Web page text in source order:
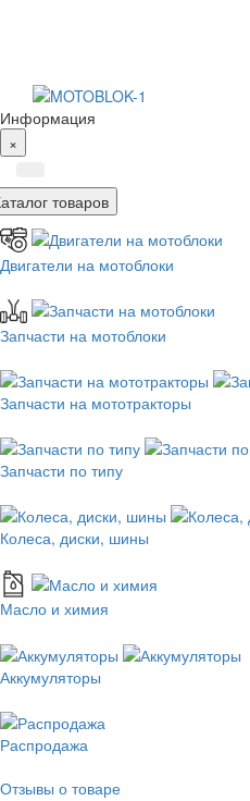
Информация
×
товаров
Двигатели на мотоблоки
Запчасти на мотоблоки
Запчасти на мототракторы
Запчасти по типу
Колеса, диски, шины
Масло и химия
Аккумуляторы
Распродажа
Отзывы о товаре